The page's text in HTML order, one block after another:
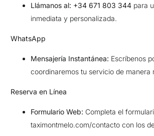
Llámanos al: +34 671 803 344 para
inmediata y personalizada.
WhatsApp
Mensajería Instantánea: Escríbenos
coordinaremos tu servicio de manera
Reserva en Línea
Formulario Web: Completa el
taximontmelo.com/contacto con los